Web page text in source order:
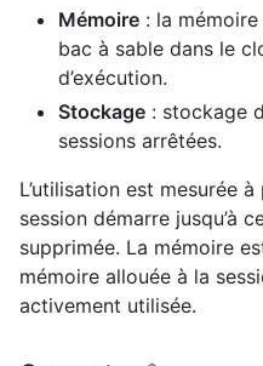
Mémoire : la
bac à sable dans le
d’exécution.
Stockage : stockage
sessions arrêtées.
L’utilisation est mesurée
session démarre jusqu’à
supprimée. La mémoire
mémoire allouée à la
activement utilisée.